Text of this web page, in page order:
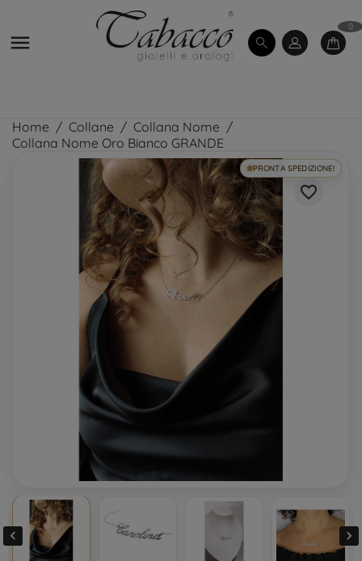

0
Home Collane
Collana Nome
Collana Nome Oro Bianco GRANDE
PRONTA SPEDIZIONE!
favorite_border
 